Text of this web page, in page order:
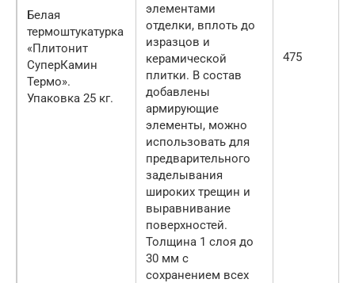
Белая
термоштукатурка
«Плитонит
СуперКамин
Термо».
Упаковка 25 кг.
элементами
отделки, вплоть до
изразцов и
керамической
плитки. В состав
добавлены
армирующие
элементы, можно
использовать для
предварительного
заделывания
широких трещин и
выравнивание
поверхностей.
Толщина 1 слоя до
30 мм с
сохранением всех
475